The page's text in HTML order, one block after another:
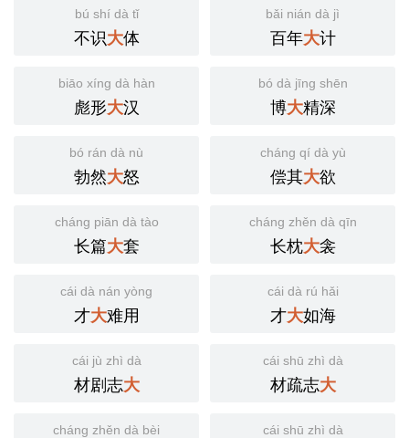
bú shí dà tǐ
不识大体
bǎi nián dà jì
百年大计
biāo xíng dà hàn
彪形大汉
bó dà jīng shēn
博大精深
bó rán dà nù
勃然大怒
cháng qí dà yù
偿其大欲
cháng piān dà tào
长篇大套
cháng zhěn dà qīn
长枕大衾
cái dà nán yòng
才大难用
cái dà rú hǎi
才大如海
cái jù zhì dà
材剧志大
cái shū zhì dà
材疏志大
cháng zhěn dà bèi cái shū zhì dà